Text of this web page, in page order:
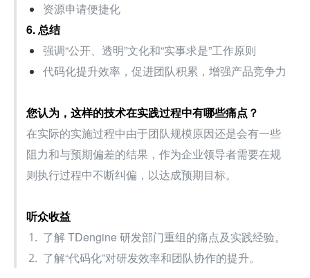
资源申请便捷化
6. 总结
强调“公开、透明”文化和“实事求是”工作原则
代码化提升效率，促进团队积累，增强产品竞争力
您认为，这样的技术在实践过程中有哪些痛点？
在实际的实施过程中由于团队规模原因还是会有一些
阻力和与预期偏差的结果，作为企业领导者需要在规
则执行过程中不断纠偏，以达成预期目标。
听众收益
了解 TDengine 研发部门重组的痛点及实践经验。
了解“代码化”对研发效率和团队协作的提升。